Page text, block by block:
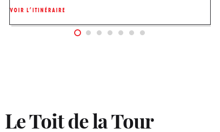
VOIR L’ITINÉRAIRE
Le Toit de la Tour